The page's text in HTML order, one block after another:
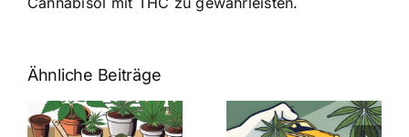
Ähnliche Beiträge
Neue THC-
Grenzwert-
Regelung:
Cannabis